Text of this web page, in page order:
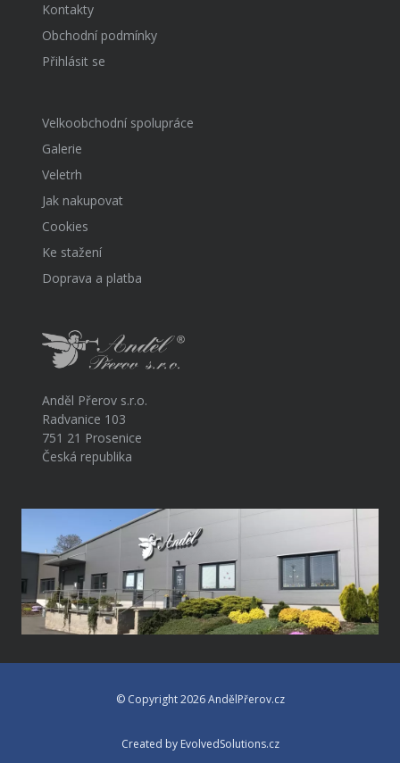
Kontakty
Obchodní podmínky
Přihlásit se
Velkoobchodní spolupráce
Galerie
Veletrh
Jak nakupovat
Cookies
Ke stažení
Doprava a platba
Anděl Přerov s.r.o.
Radvanice 103
751 21 Prosenice
Česká republika
© Copyright 2026 AndělPřerov.cz
Created by EvolvedSolutions.cz